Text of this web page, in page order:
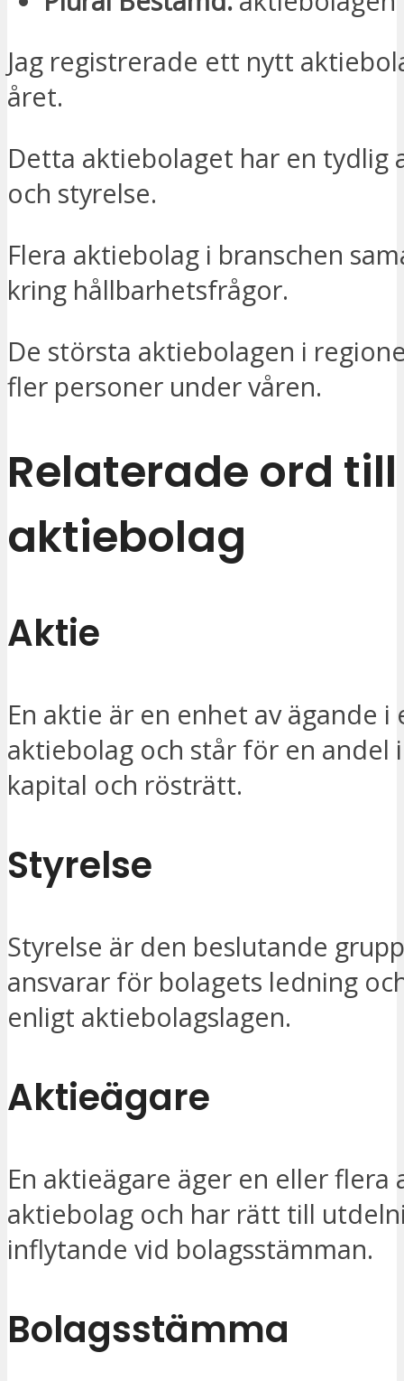
Jag registrerade ett nytt
året.
Detta aktiebolaget har en tydlig
och styrelse.
Flera aktiebolag i branschen
kring hållbarhetsfrågor.
De största aktiebolagen i
fler personer under våren.
Relaterade ord till
aktiebolag
Aktie
En aktie är en enhet av ägande i
aktiebolag och står för en andel
kapital och rösträtt.
Styrelse
Styrelse är den beslutande
ansvarar för bolagets ledning
enligt aktiebolagslagen.
Aktieägare
En aktieägare äger en eller flera
aktiebolag och har rätt till
inflytande vid bolagsstämman.
Bolagsstämma